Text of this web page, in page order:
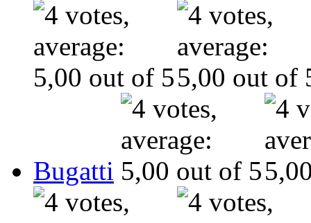
Bugatti